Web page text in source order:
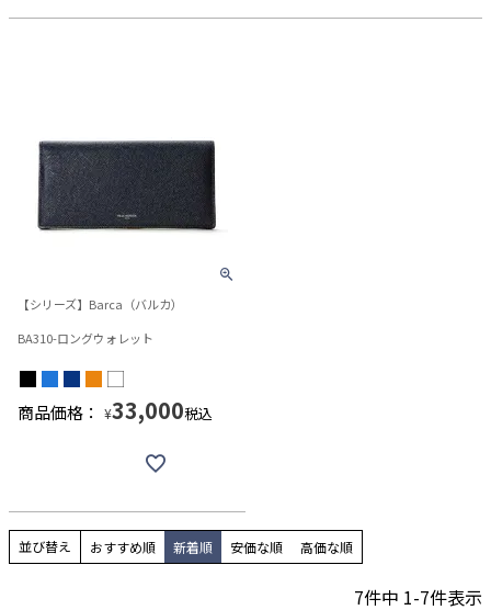
【シリーズ】Barca（バルカ）
BA310-ロングウォレット
商品価格： ¥33,000税込
並び替え おすすめ順 新着順 安価な順 高価な順
7件中 1-7件表示